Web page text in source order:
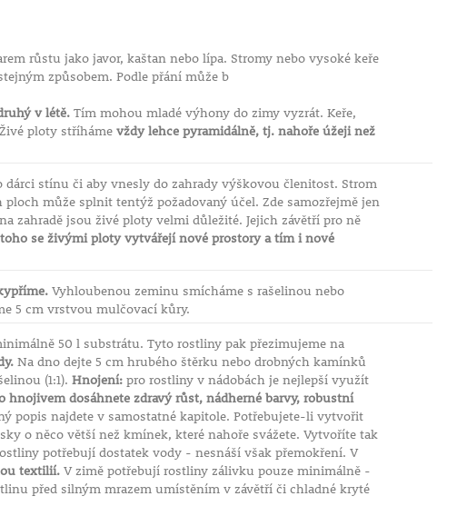
růstu jako javor, kaštan nebo lípa. Stromy nebo vysoké keře
způsobem. Podle přání může b
v létě.Tím mohou mladé výhony do zimy vyzrát. Keře,
ploty stříháme vždy lehce pyramidálně, tj. nahoře úžeji než
stínu či aby vnesly do zahrady výškovou členitost. Strom
může splnit tentýž požadovaný účel. Zde samozřejmě jen
zahradě jsou živé ploty velmi důležité. Jejich závětří pro ně
se živými ploty vytvářejí nové prostory a tím i nové
Vyhloubenou zeminu smícháme s rašelinou nebo
5 cm vrstvou mulčovací kůry.
50 l substrátu. Tyto rostliny pak přezimujeme na
Na dno dejte 5 cm hrubého štěrku nebo drobných kamínků
(1:1). Hnojení:pro rostliny v nádobách je nejlepší využít
hnojivem dosáhnete zdravý růst, nádherné barvy, robustní
popis najdete v samostatné kapitole. Potřebujete-li vytvořit
o něco větší než kmínek, které nahoře svážete. Vytvoříte tak
potřebují dostatek vody - nesnáší však přemokření. V
textilií.V zimě potřebují rostliny zálivku pouze minimálně -
před silným mrazem umístěním v závětří či chladné kryté